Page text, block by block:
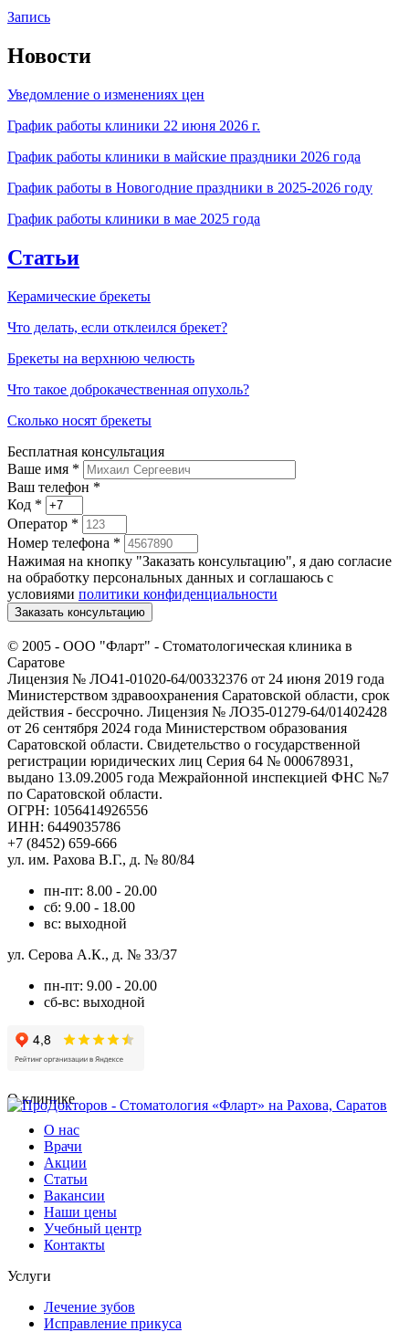
Запись
Новости
Уведомление о изменениях цен
График работы клиники 22 июня 2026 г.
График работы клиники в майские праздники 2026 года
График работы в Новогодние праздники в 2025-2026 году
График работы клиники в мае 2025 года
Статьи
Керамические брекеты
Что делать, если отклеился брекет?
Брекеты на верхнюю челюсть
Что такое доброкачественная опухоль?
Сколько носят брекеты
Бесплатная консультация
Ваше имя *
Ваш телефон *
Код *
Оператор *
Номер телефона *
Нажимая на кнопку "Заказать консультацию", я даю согласие
на обработку персональных данных и соглашаюсь c
условиями политики конфиденциальности
Заказать консультацию
© 2005 - ООО "Фларт" - Стоматологическая клиника в
Саратове
Лицензия № ЛО41-01020-64/00332376 от 24 июня 2019 года
Министерством здравоохранения Саратовской области, срок
действия - бессрочно. Лицензия № ЛО35-01279-64/01402428
от 26 сентября 2024 года Министерством образования
Саратовской области. Свидетельство о государственной
регистрации юридических лиц Серия 64 № 000678931,
выдано 13.09.2005 года Межрайонной инспекцией ФНС №7
по Саратовской области.
ОГРН: 1056414926556
ИНН: 6449035786
+7 (8452) 659-666
ул. им. Рахова В.Г., д. № 80/84
пн-пт: 8.00 - 20.00
сб: 9.00 - 18.00
вс: выходной
ул. Серова А.К., д. № 33/37
пн-пт: 9.00 - 20.00
сб-вс: выходной
О клинике
О нас
Врачи
Акции
Статьи
Вакансии
Наши цены
Учебный центр
Контакты
Услуги
Лечение зубов
Исправление прикуса